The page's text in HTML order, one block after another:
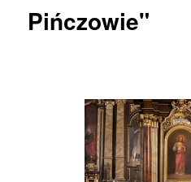
Pińczowie"